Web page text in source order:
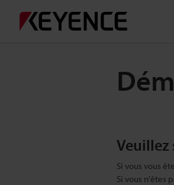
Veuillez
Si vous vous
Si vous n'êtes